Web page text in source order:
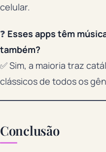
celular.
❓ Esses apps têm
também?
✅ Sim, a maioria traz
clássicos de todos os
Conclusão